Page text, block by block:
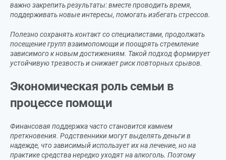
важно закрепить результаты: вместе проводить время,
поддерживать новые интересы, помогать избегать стрессов.
Полезно сохранять контакт со специалистами, продолжать
посещение групп взаимопомощи и поощрять стремление
зависимого к новым достижениям. Такой подход формирует
устойчивую трезвость и снижает риск повторных срывов.
Экономическая роль семьи в
процессе помощи
Финансовая поддержка часто становится камнем
преткновения. Родственники могут выделять деньги в
надежде, что зависимый использует их на лечение, но на
практике средства нередко уходят на алкоголь. Поэтому